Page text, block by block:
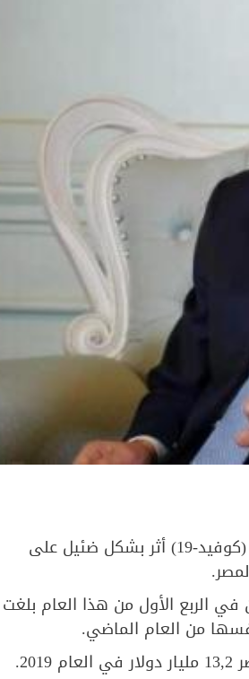
قال سفير الصين بالقاهرة لياو لي تشيانغ إن مرض فيروس كورونا الجديد (كوفيد-19) أثر بشكل ضئيل على